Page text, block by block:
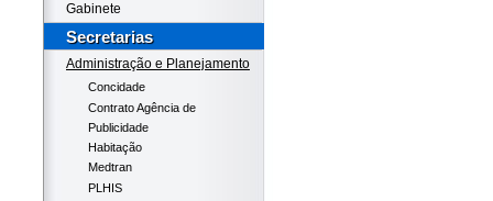
Gabinete
Secretarias
Administração e Planejamento
Concidade
Contrato Agência de
Publicidade
Habitação
Medtran
PLHIS